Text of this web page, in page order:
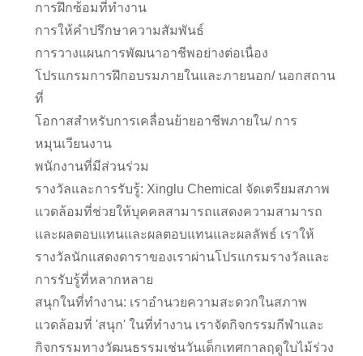
การฝึกซ้อมที่ทำงาน
การให้คำปรึกษาความสัมพันธ์
การวางแผนการพัฒนาอาชีพอย่างต่อเนื่อง
โปรแกรมการฝึกอบรมภายในและภายนอก/ นอกสถาน
ที่
โอกาสสำหรับการเคลื่อนย้ายอาชีพภายใน/ การ
หมุนเวียนงาน
พนักงานที่มีส่วนร่วม
รางวัลและการรับรู้: Xinglu Chemical จัดเตรียมสภาพ
แวดล้อมที่ช่วยให้บุคคลสามารถแสดงความสามารถ
และผลตอบแทนและผลตอบแทนและผลลัพธ์ เราให้
รางวัลนักแสดงดาราของเราผ่านโปรแกรมรางวัลและ
การรับรู้ที่หลากหลาย
สนุกในที่ทำงาน: เราอำนวยความสะดวกในสภาพ
แวดล้อมที่ 'สนุก' ในที่ทำงาน เราจัดกิจกรรมกีฬาและ
กิจกรรมทางวัฒนธรรมเช่นวันเด็กเทศกาลฤดูใบไม้ร่วง